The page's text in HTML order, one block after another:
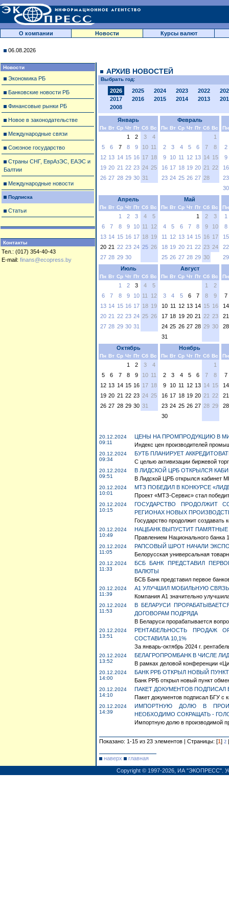
О компании Новости Курсы валют
06.08.2026
Новости
Экономика РБ
Банковские новости РБ
Финансовые рынки РБ
Новое в законодательстве
Международные связи
Союзное государство
Страны СНГ, ЕврАзЭС, ЕАЭС и
Балтии
Международные новости
Подписка
Статьи
Контакты
Тел.: (017) 354-40-43
E-mail: finans@ecopress.by
АРХИВ НОВОСТЕЙ
Выбрать год:
2026 2025 2024 2023 2022
2017
2016 2015 2014 2013
2008
Январь
Пн Вт Ср Чт Пт Сб Вс
1 2 3
4
5
6 7 8 9 10 11
12 13 14 15 16 17 18
19 20 21 22 23 24 25
26 27 28 29 30 31
Февраль
Пн Вт Ср Чт Пт Сб Вс
1
2
3 4 5 6 7
8
9
10 11 12 13 14 15
16 17 18 19 20 21 22
23 24 25 26 27 28
Пн
2
9
16
23
30
Апрель
Пн Вт Ср Чт Пт Сб Вс
1 2 3 4
5
6
7 8 9 10 11
12
13 14 15 16 17 18 19
20 21 22 23 24 25 26
27 28 29 30
Май
Пн Вт Ср Чт Пт Сб Вс
1 2
3
4
5 6 7 8 9
10
11
12 13 14 15 16 17
18 19 20 21 22 23 24
25 26 27 28 29 30
Пн
1
8
15
22
29
Июль
Пн Вт Ср Чт Пт Сб Вс
1 2 3 4
5
6
7 8 9 10 11
12
13 14 15 16 17 18 19
20 21 22 23 24 25 26
27 28 29 30 31
Август
Пн Вт Ср Чт Пт Сб Вс
1
2
3
4 5 6 7 8
9
10 11 12 13 14 15 16
17 18 19 20 21 22 23
24 25 26 27 28 29 30
31
Пн
7
14
21
28
Октябрь
Пн Вт Ср Чт Пт Сб Вс
1 2 3
4
5
6 7 8 9 10 11
12 13 14 15 16 17 18
19 20 21 22 23 24 25
26 27 28 29 30 31
Ноябрь
Пн Вт Ср Чт Пт Сб Вс
1
2
3 4 5 6 7
8
9
10 11 12 13 14 15
16 17 18 19 20 21 22
23 24 25 26 27 28 29
30
Пн
7
14
21
28
20.12.2024
09:11
ЦЕНЫ НА ПРОМПРОДУКЦИЮ В
Индекс цен производителей
20.12.2024
09:34
БУТБ ПЛАНИРУЕТ
С целью активизации биржевой
20.12.2024
09:51
В ЛИДСКОЙ ЦРБ ОТКРЫЛСЯ
В Лидской ЦРБ открылся кабинет
20.12.2024
10:01
МТЗ ПОБЕДИЛ В КОНКУРСЕ
Проект «МТЗ-Сервис» стал
20.12.2024
10:15
ГОСУДАРСТВО ПРОДОЛЖИТ
РЕГИОНАХ НОВЫХ
Государство продолжит
20.12.2024
10:49
НАЦБАНК ВЫПУСТИТ ПАМЯТНЫЕ
Правлением Национального банка
20.12.2024
11:05
РАПСОВЫЙ ШРОТ НАЧАЛИ
Белорусская универсальная
20.12.2024
11:33
БСБ БАНК ПРЕДСТАВИЛ
ВАЛЮТЫ
БСБ Банк представил первое
20.12.2024
11:39
А1 УЛУЧШИЛ МОБИЛЬНУЮ СВЯЗЬ
Компания А1 значительно
20.12.2024
11:53
В БЕЛАРУСИ
ДОГОВОРАМ ПОДРЯДА
В Беларуси прорабатывается
20.12.2024
13:51
РЕНТАБЕЛЬНОСТЬ ПРОДАЖ
СОСТАВИЛА 10,1%
За январь-октябрь 2024 г.
20.12.2024
13:52
БЕЛАГРОПРОМБАНК В ЧИСЛЕ
В рамках деловой конференции
20.12.2024
14:00
БАНК РРБ ОТКРЫЛ НОВЫЙ
Банк РРБ открыл новый пункт
20.12.2024
14:10
ПАКЕТ ДОКУМЕНТОВ ПОДПИСАЛ
Пакет документов подписал БГУ с
20.12.2024
14:39
ИМПОРТНУЮ ДОЛЮ В
НЕОБХОДИМО СОКРАЩАТЬ -
Импортную долю в производимой
Показано: 1-15 из 23 элементов | Страницы: [1] 2 |
наверх
главная
Copyright © 1997-2026, ИА "ЭКОПРЕСС".